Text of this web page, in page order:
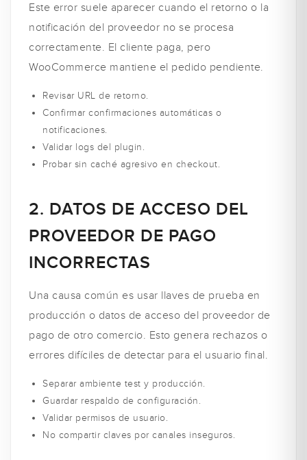
Este error suele aparecer cuando el retorno o la
notificación del proveedor no se procesa
correctamente. El cliente paga, pero
WooCommerce mantiene el pedido pendiente.
Revisar URL de retorno.
Confirmar confirmaciones automáticas o
notificaciones.
Validar logs del plugin.
Probar sin caché agresivo en checkout.
2. DATOS DE ACCESO DEL
PROVEEDOR DE PAGO
INCORRECTAS
Una causa común es usar llaves de prueba en
producción o datos de acceso del proveedor de
pago de otro comercio. Esto genera rechazos o
errores difíciles de detectar para el usuario final.
Separar ambiente test y producción.
Guardar respaldo de configuración.
Validar permisos de usuario.
No compartir claves por canales inseguros.